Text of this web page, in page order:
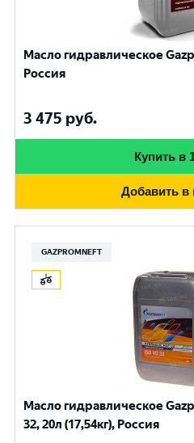
Масло гидравлическое
Россия
3 475 руб.
Купить в
Добавить в
GAZPROMNEFT
Масло гидравлическое
32, 20л (17,54кг), Россия